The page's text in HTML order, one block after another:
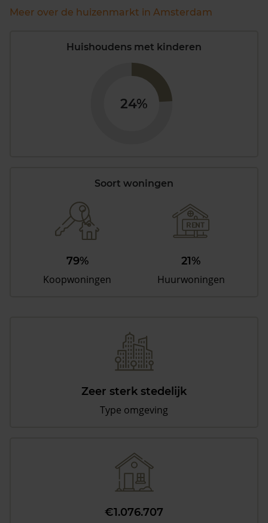
Meer over de huizenmarkt in Amsterdam
Huishoudens met kinderen
24%
Soort woningen
79%
Koopwoningen
21%
Huurwoningen
Zeer sterk stedelijk
Type omgeving
€1.076.707